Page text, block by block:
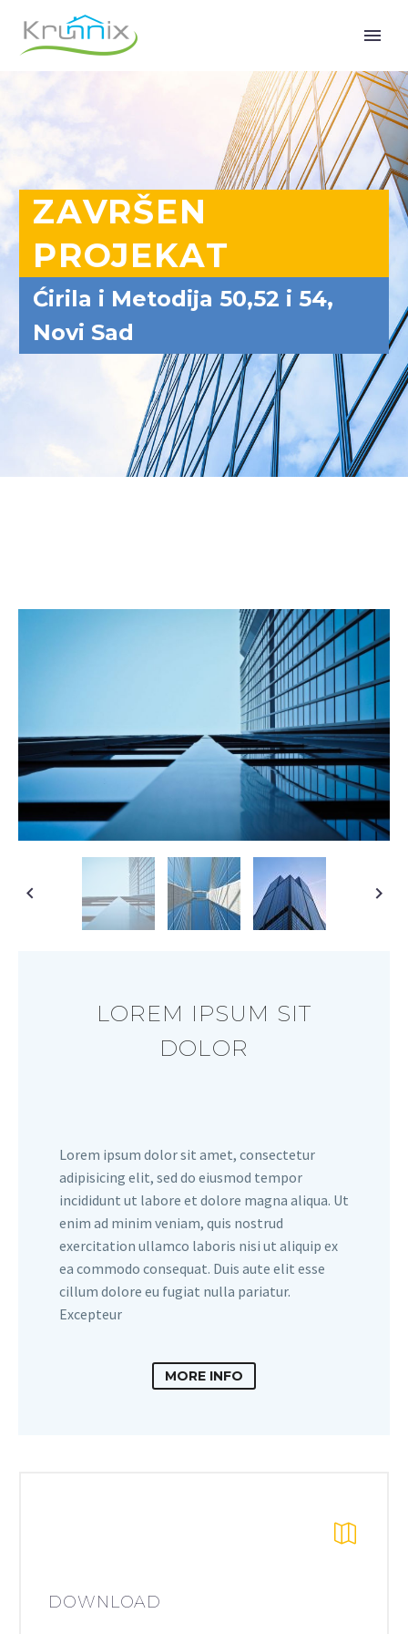
ZAVRŠEN
PROJEKAT
Ćirila i Metodija 50,52 i 54,
Novi Sad
LOREM IPSUM SIT
DOLOR
Lorem ipsum dolor sit amet, consectetur
adipisicing elit, sed do eiusmod tempor
incididunt ut labore et dolore magna aliqua. Ut
enim ad minim veniam, quis nostrud
exercitation ullamco laboris nisi ut aliquip ex
ea commodo consequat. Duis aute elit esse
cillum dolore eu fugiat nulla pariatur.
Excepteur
MORE INFO
DOWNLOAD